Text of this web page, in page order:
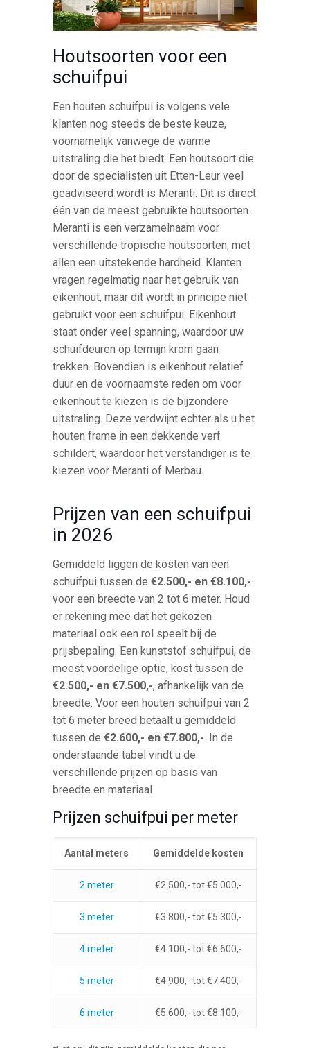
Houtsoorten voor een
schuifpui
Een houten schuifpui is volgens vele
klanten nog steeds de beste keuze,
voornamelijk vanwege de warme
uitstraling die het biedt. Een houtsoort die
door de specialisten uit Etten-Leur veel
geadviseerd wordt is Meranti. Dit is direct
één van de meest gebruikte houtsoorten.
Meranti is een verzamelnaam voor
verschillende tropische houtsoorten, met
allen een uitstekende hardheid. Klanten
vragen regelmatig naar het gebruik van
eikenhout, maar dit wordt in principe niet
gebruikt voor een schuifpui. Eikenhout
staat onder veel spanning, waardoor uw
schuifdeuren op termijn krom gaan
trekken. Bovendien is eikenhout relatief
duur en de voornaamste reden om voor
eikenhout te kiezen is de bijzondere
uitstraling. Deze verdwijnt echter als u het
houten frame in een dekkende verf
schildert, waardoor het verstandiger is te
kiezen voor Meranti of Merbau.
Prijzen van een schuifpui
in 2026
Gemiddeld liggen de kosten van een
schuifpui tussen de€2.500,- en €8.100,-
voor een breedte van 2 tot 6 meter. Houd
er rekening mee dat het gekozen
materiaal ook een rol speelt bij de
prijsbepaling. Een kunststof schuifpui, de
meest voordelige optie, kost tussen de
€2.500,- en €7.500,-, afhankelijk van de
breedte. Voor een houten schuifpui van 2
tot 6 meter breed betaalt u gemiddeld
tussen de€2.600,- en €7.800,- . In de
onderstaande tabel vindt u de
verschillende prijzen op basis van
breedte en materiaal
Prijzen schuifpui per meter
Aantal meters Gemiddelde kosten
2 meter €2.500,- tot €5.000,-
3 meter €3.800,- tot €5.300,-
4 meter €4.100,- tot €6.600,-
5 meter €4.900,- tot €7.400,-
6 meter €5.600,- tot €8.100,-